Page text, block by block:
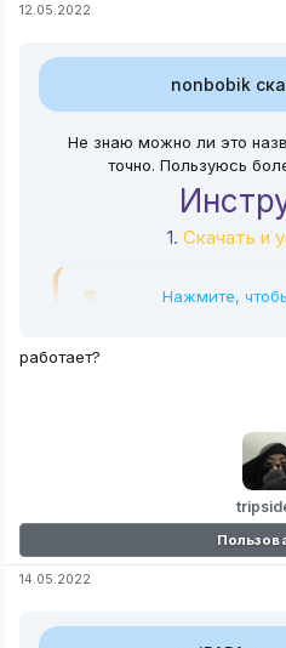
12.05.2022
nonbobik
Не знаю можно ли это
точно. Пользуюсь
1. Скачать и
Гости не видят ссылку
зарегистрироваться
Нажмите,
работает?
14.05.2022